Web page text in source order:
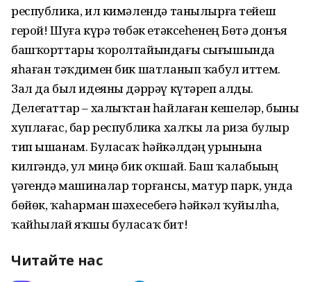
республика, ил кимәлендә танылырға тейеш
герой! Шуға күрә төбәк етәксеһенең Бөтә донъя
башҡорттары ҡоролтайындағы сығышында
яһаған тәҡдимен бик шатланып ҡабул иттем.
Зал да был идеяны дәррәү күтәреп алды.
Делегаттар – халыҡтан һайлаған кешеләр, быны
хуплағас, бар республика халҡы ла риза булыр
тип ышанам. Буласаҡ һәйкәлдәң урынына
килгәндә, ул миңә бик оҡшай. Баш ҡалабыҙҙың
үҙәгендә машиналар торғансы, матур парк, унда
бөйөк, ҡаһарман шәхесебеҙгә һәйкәл ҡуйылһа,
ҡайһылай яҡшы буласаҡ бит!
Читайте нас